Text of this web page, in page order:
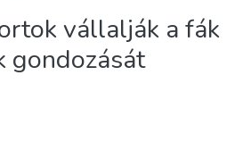
vállalják a fák
gondozását